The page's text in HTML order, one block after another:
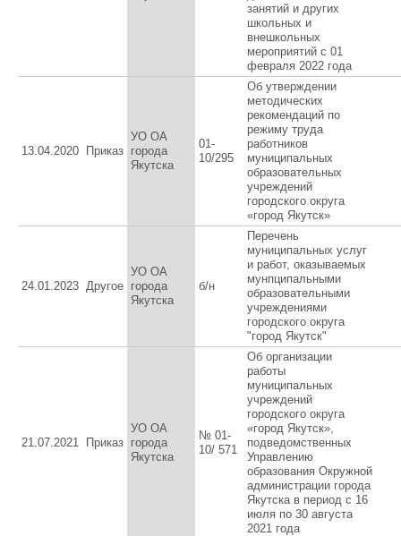
занятий и других
школьных и
внешкольных
мероприятий с 01
февраля 2022 года
13.04.2020 Приказ
УО ОА
города
Якутска
01-
10/295
Об утверждении
методических
рекомендаций по
режиму труда
работников
муниципальных
образовательных
учреждений
городского округа
«город Якутск»
24.01.2023 Другое
УО ОА
города
Якутска
б/н
Перечень
муниципальных услуг
и работ, оказываемых
мунпципальными
образовательными
учреждениями
городского округа
"город Якутск"
21.07.2021 Приказ
УО ОА
города
Якутска
№ 01-
10/ 571
Об организации
работы
муниципальных
учреждений
городского округа
«город Якутск»,
подведомственных
Управлению
образования Окружной
администрации города
Якутска в период с 16
июля по 30 августа
2021 года